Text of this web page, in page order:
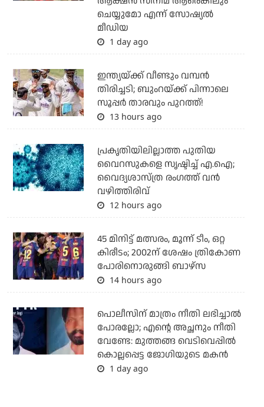
ചെയ്യുമോ എന്ന് സോഷ്യല്‍
മീഡിയ
1 day ago
ഇന്ത്യയ്ക്ക് വീണ്ടും വമ്പന്‍
തിരിച്ചടി; ബുംറയ്ക്ക് പിന്നാലെ
സൂപ്പര്‍ താരവും പുറത്ത്!
13 hours ago
പ്രകൃതിയിലില്ലാത്ത പുതിയ
വൈറസുകളെ സൃഷ്ടിച്ച് എ.ഐ;
വൈദ്യശാസ്ത്ര രംഗത്ത് വന്‍
വഴിത്തിരിവ്
12 hours ago
45 മിനിട്ട് മത്സരം, മൂന്ന് ടീം, ഒറ്റ
കിരീടം; 2002ന് ശേഷം ത്രികോണ
പോരിനൊരുങ്ങി ബാഴ്‌സ
14 hours ago
പൊലീസിന് മാത്രം നീതി ലഭിച്ചാല്‍
പോരല്ലോ; എന്റെ അച്ഛനും നീതി
വേണ്ടേ: മുത്തങ്ങ വെടിവെപ്പില്‍
കൊല്ലപ്പെട്ട ജോഗിയുടെ മകന്‍
1 day ago